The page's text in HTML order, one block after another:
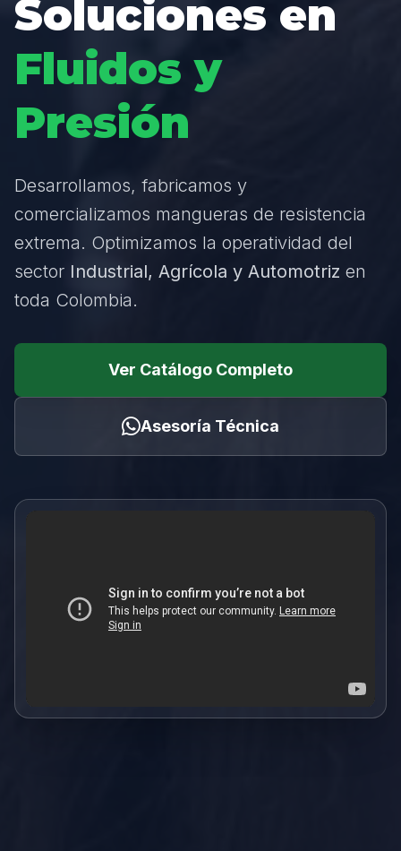
Soluciones en
Fluidos y
Presión
Desarrollamos, fabricamos y
comercializamos mangueras de resistencia
extrema. Optimizamos la operatividad del
sector Industrial, Agrícola y Automotriz en
toda Colombia.
Ver Catálogo Completo
Asesoría Técnica